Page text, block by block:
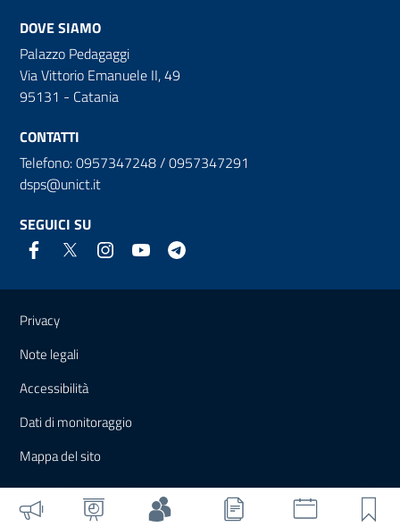
DOVE SIAMO
Palazzo Pedagaggi
Via Vittorio Emanuele II, 49
95131 - Catania
CONTATTI
Telefono: 0957347248 / 0957347291
dsps@unict.it
SEGUICI SU
Link e informazioni utili
Privacy
Note legali
Accessibilità
Dati di monitoraggio
Mappa del sito